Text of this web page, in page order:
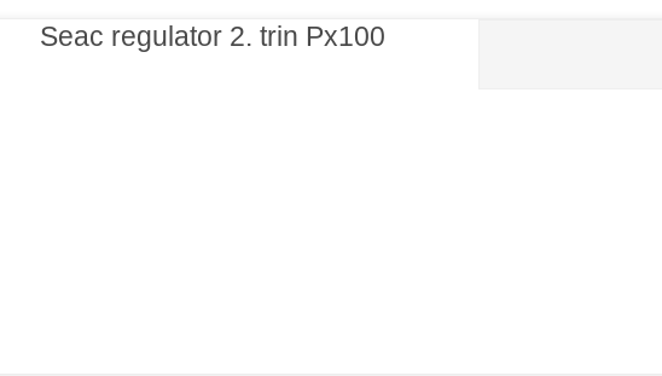
Seac regulator 2. trin Px100